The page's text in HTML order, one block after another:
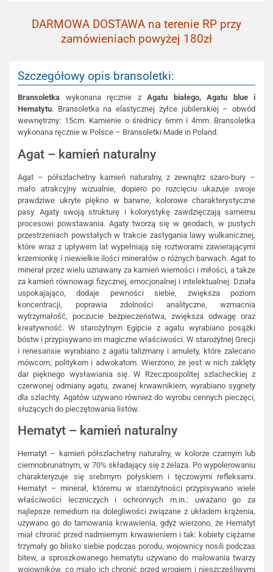
DARMOWA DOSTAWA na terenie RP przy
zamówieniach powyżej 180zł
Szczegółowy opis bransoletki:
Bransoletka wykonana ręcznie z Agatu białego, Agatu blue i
Hematytu. Bransoletka na elastycznej żyłce jubilerskiej – obwód
wewnętrzny: 15cm. Kamienie o średnicy 6mm i 4mm. Bransoletka
wykonana ręcznie w Polsce – Bransoletki Made in Poland.
Agat – kamień naturalny
Agat – półszlachetny kamień naturalny, z zewnątrz szaro-bury –
mało atrakcyjny wizualnie, dopiero po rozcięciu ukazuje swoje
prawdziwe ukryte piękno w barwne, kolorowe charakterystyczne
pasy. Agaty swoją strukturę i kolorystykę zawdzięczają samemu
procesowi powstawania. Agaty tworzą się w geodach, w pustych
przestrzeniach powstałych w trakcie zastygania lawy wulkanicznej,
które wraz z upływem lat wypełniają się roztworami zawierającymi
krzemionkę i niewielkie ilości minerałów o różnych barwach. Agat to
minerał przez wielu uznawany za kamień wierności i miłości, a także
za kamień równowagi fizycznej, emocjonalnej i intelektualnej. Działa
uspokajająco, dodaje pewności siebie, zwiększa poziom
koncentracji, poprawia zdolności analityczne, wzmacnia
wytrzymałość, poczucie bezpieczeństwa, zwiększa odwagę oraz
kreatywność. W starożytnym Egipcie z agatu wyrabiano posążki
bóstw i przypisywano im magiczne właściwości. W starożytnej Grecji
i renesansie wyrabiano z agatu talizmany i amulety, które zalecano
mówcom, politykom i adwokatom. Wierzono, że jest w nich zaklęty
dar pięknego wysławiania się. W Rzeczpospolitej szlacheckiej z
czerwonej odmiany agatu, zwanej krwawnikiem, wyrabiano sygnety
dla szlachty. Agatów używano również do wyrobu cennych pieczęci,
służących do pieczętowania listów.
Hematyt – kamień naturalny
Hematyt – kamień półszlachetny naturalny, w kolorze czarnym lub
ciemnobrunatnym, w 70% składający się z żelaza. Po wypolerowaniu
charakteryzuje się srebrnym połyskiem i tęczowymi refleksami.
Hematyt – minerał, któremu w starożytności przypisywano wiele
właściwości leczniczych i ochronnych m.in.: uważano go za
najlepsze remedium na dolegliwości związane z układem krążenia,
używano go do tamowania krwawienia, gdyż wierzono, że Hematyt
miał chronić przed nadmiernym krwawieniem i tak: kobiety ciężarne
trzymały go blisko siebie podczas porodu, wojownicy nosili podczas
bitew, a sproszkowanego hematytu używano do malowania twarzy
wojowników, co miało ich chronić przed wrogiem i nieszczęśliwymi